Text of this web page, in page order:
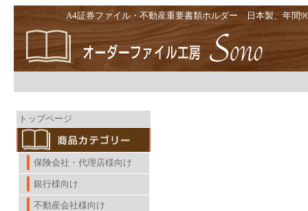
A4証券ファイル・不動産重要書類ホルダー 日本製、年間
トップページ
保険会社・代理店様向け
銀行様向け
不動産会社様向け